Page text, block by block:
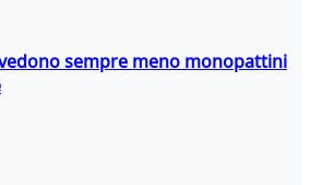
sempre meno monopattini